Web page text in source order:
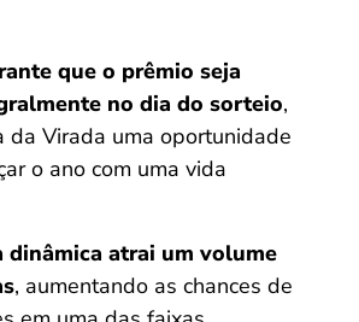
que o prêmio seja
no dia do sorteio,
da Virada uma oportunidade
o ano com uma vida
dinâmica atrai um volume
, aumentando as chances de